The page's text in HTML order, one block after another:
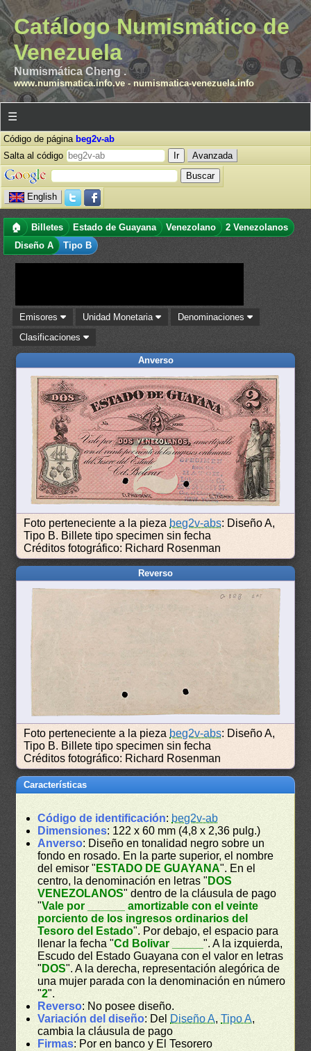
Catálogo Numismático de
Venezuela
Numismática Cheng .
www.numismatica.info.ve- numismatica-venezuela.info
☰
Código de página beg2v-ab
Salta al código
Avanzada
English
🏠 Billetes Estado de Guayana Venezolano
2 Venezolanos
Diseño A
Tipo B
Emisores Unidad Monetaria
Denominaciones
Clasificaciones
Anverso
Foto perteneciente a la pieza beg2v-abs: Diseño A,
Tipo B. Billete tipo specimen sin fecha
Créditos fotográfico: Richard Rosenman
Reverso
Foto perteneciente a la pieza beg2v-abs: Diseño A,
Tipo B. Billete tipo specimen sin fecha
Créditos fotográfico: Richard Rosenman
Características
Código de identificación: beg2v-ab
Dimensiones: 122 x 60 mm (4,8 x 2,36 pulg.)
Anverso: Diseño en tonalidad negro sobre un
fondo en rosado. En la parte superior, el nombre
del emisor " ESTADO DE GUAYANA". En el
centro, la denominación en letras " DOS
VENEZOLANOS" dentro de la cláusula de pago
"Vale por ______ amortizable con el veinte
porciento de los ingresos ordinarios del
Tesoro del Estado". Por debajo, el espacio para
llenar la fecha "Cd Bolivar _____". A la izquierda,
Escudo del Estado Guayana con el valor en letras
" DOS". A la derecha, representación alegórica de
una mujer parada con la denominación en número
"2".
Reverso: No posee diseño.
Variación del diseño: Del Diseño A,Tipo A,
cambia la cláusula de pago
Firmas: Por en banco y El Tesorero